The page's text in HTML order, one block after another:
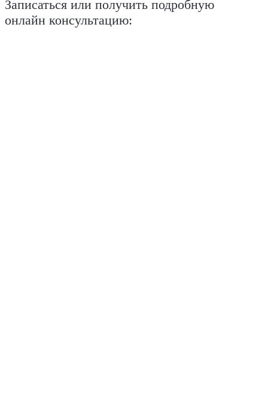
Записаться или получить подробную
онлайн консультацию: